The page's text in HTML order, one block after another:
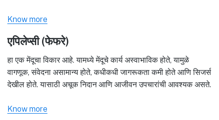
Know more
एपिलेप्सी (फेफरे)
हा एक मेंदूचा विकार आहे. यामध्ये मेंदूचे कार्य अस्वाभाविक होते, यामुळे
वागणूक, संवेदना असामान्य होते, कधीकधी जागरूकता कमी होते आणि सिजर्स
देखील होते. यासाठी अचूक निदान आणि आजीवन उपचारांची आवश्यक असते.
Know more